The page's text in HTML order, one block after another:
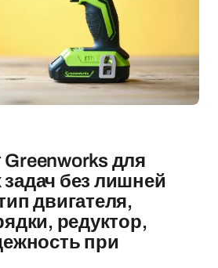
для
без лишней
двигателя,
редуктор,
при